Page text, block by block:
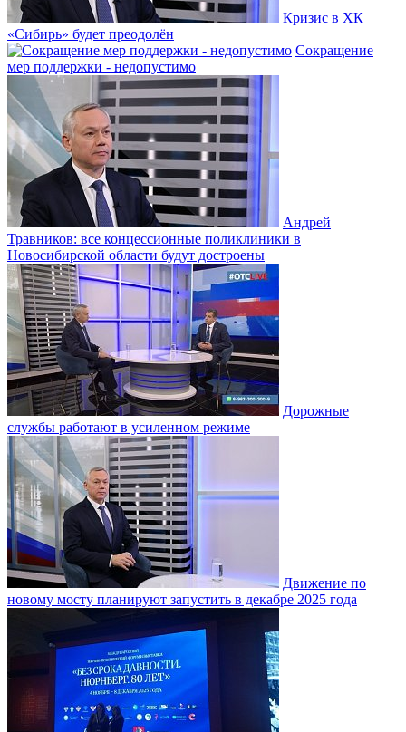
Кризис в ХК
«Сибирь» будет преодолён
Сокращение
мер поддержки - недопустимо
Андрей
Травников: все концессионные поликлиники в
Новосибирской области будут достроены
Дорожные
службы работают в усиленном режиме
Движение по
новому мосту планируют запустить в декабре 2025 года